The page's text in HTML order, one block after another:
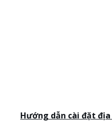
Hướng dẫn cài đặt